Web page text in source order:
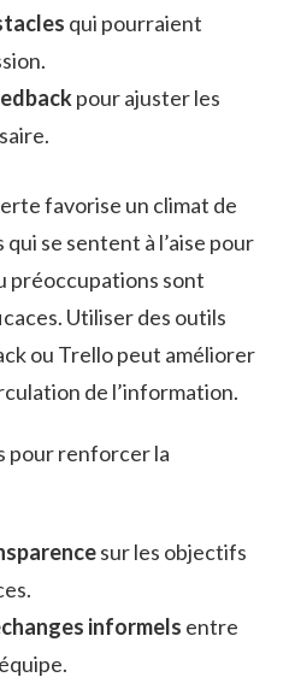
qui pourraient
pour ajuster les
favorise un climat de
se sentent à l’aise pour
préoccupations sont
Utiliser des outils
ou Trello peut améliorer
de l’information.
pour renforcer la
sur les objectifs
informels entre